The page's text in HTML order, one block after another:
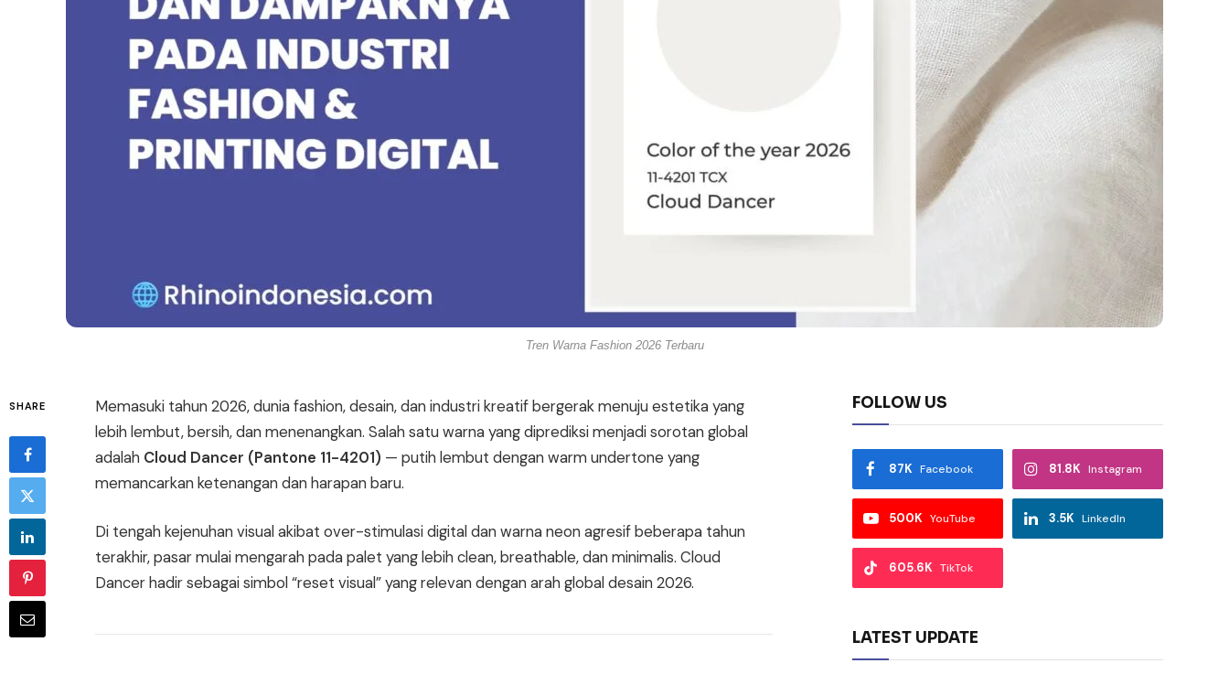
Tren Warna Fashion 2026 Terbaru
SHARE
Memasuki tahun 2026, dunia fashion, desain, dan industri kreatif bergerak menuju estetika yang
lebih lembut, bersih, dan menenangkan. Salah satu warna yang diprediksi menjadi sorotan global
adalah Cloud Dancer (Pantone 11-4201) — putih lembut dengan warm undertone yang
memancarkan ketenangan dan harapan baru.
Di tengah kejenuhan visual akibat over-stimulasi digital dan warna neon agresif beberapa tahun
terakhir, pasar mulai mengarah pada palet yang lebih clean, breathable, dan minimalis. Cloud
Dancer hadir sebagai simbol “reset visual” yang relevan dengan arah global desain 2026.
FOLLOW US
Facebook
87K Instagram
81.8K
YouTube
500K LinkedIn
3.5K
TikTok
605.6K
LATEST UPDATE